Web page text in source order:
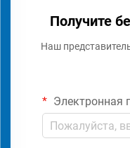
Получите
Наш
Электронная